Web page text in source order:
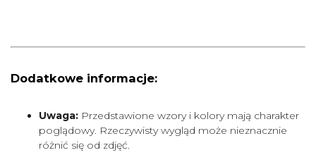
Dodatkowe informacje:
Uwaga: Przedstawione wzory i kolory mają charakter
poglądowy. Rzeczywisty wygląd może nieznacznie
różnić się od zdjęć.